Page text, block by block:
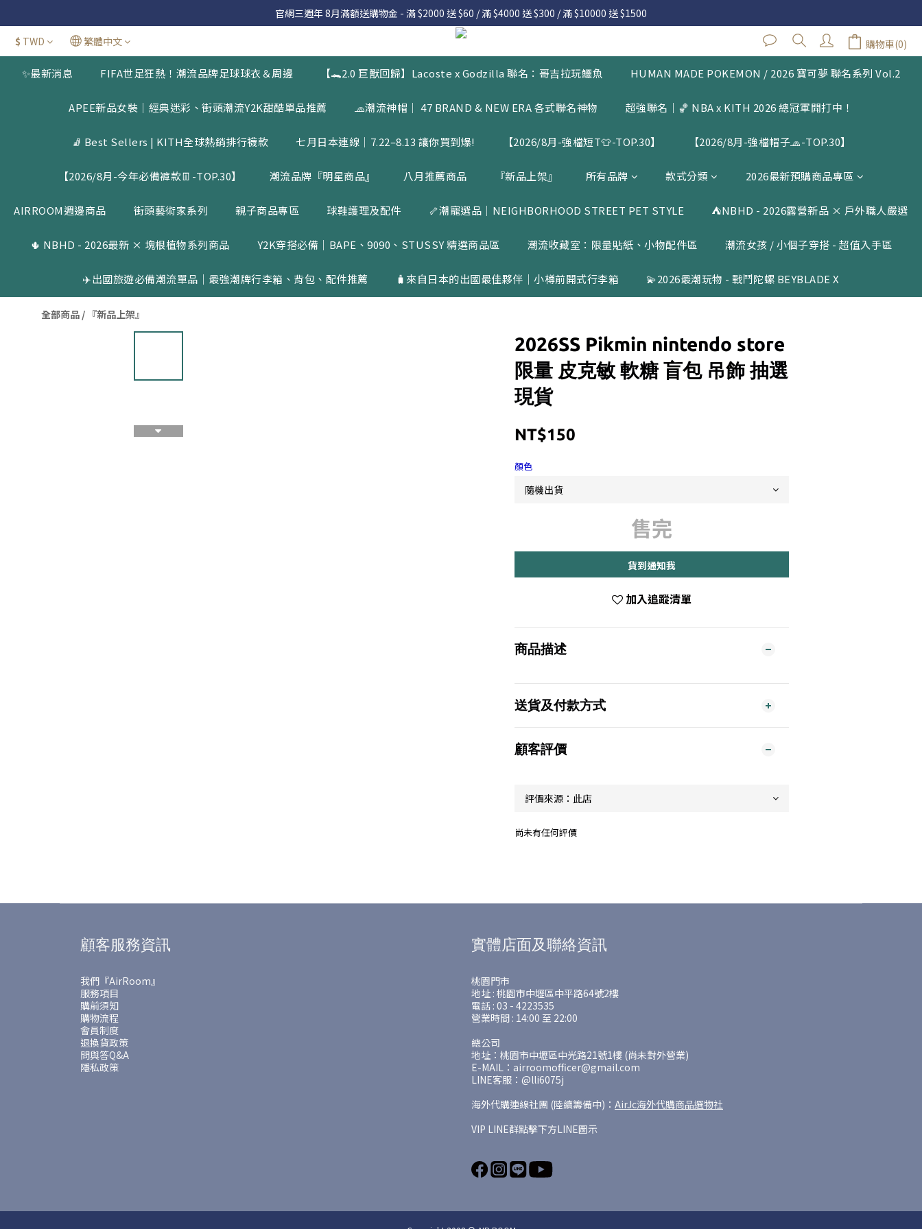
官網三週年 8月滿額送購物金 - 滿 $2000 送 $60 / 滿 $4000 送 $300 / 滿 $10000 送 $1500
官網三週年 8月滿額送購物金 - 滿 $2000 送 $60 / 滿 $4000 送 $300 / 滿 $10000 送 $1500
7.22 – 8.13 日本連線中，絕對讓你買到爆
新加入會員享有 $50購物金  |  消費滿$5000即可免運  |  會員好康制度請詳閱公告
$ TWD 繁體中文 購物車(0)
✨最新消息 FIFA世足狂熱！潮流品牌足球球衣＆周邊 【🐊2.0 巨獸回歸】Lacoste x Godzilla 聯名：哥吉拉玩鱷魚 HUMAN MADE POKEMON / 2026 寶可夢 聯名系列 Vol.2
APEE新品女裝｜經典迷彩、街頭潮流Y2K甜酷單品推薦 🧢潮流神帽｜ 47 BRAND & NEW ERA 各式聯名神物 超強聯名｜🏀 NBA x KITH 2026 總冠軍開打中！
🧦 Best Sellers | KITH全球熱銷排行襪款 七月日本連線｜7.22–8.13 讓你買到爆! 【2026/8月-強檔短T👕-TOP.30】 【2026/8月-強檔帽子🧢-TOP.30】
【2026/8月-今年必備褲款👖-TOP.30】 潮流品牌『明星商品』 八月推薦商品 『新品上架』 所有品牌 款式分類 2026最新預購商品專區
AIRROOM週邊商品 街頭藝術家系列 親子商品專區 球鞋護理及配件 🦴潮寵選品｜NEIGHBORHOOD STREET PET STYLE ⛺️NBHD - 2026露營新品 × 戶外職人嚴選
🌵 NBHD - 2026最新 × 塊根植物系列商品 Y2K穿搭必備｜BAPE、9090、STUSSY 精選商品區 潮流收藏室：限量貼紙、小物配件區 潮流女孩 / 小個子穿搭 - 超值入手區
✈️出國旅遊必備潮流單品｜最強潮牌行李箱、背包、配件推薦 🧳來自日本的出國最佳夥伴｜小樽前開式行李箱 💫2026最潮玩物 - 戰鬥陀螺 BEYBLADE X
全部商品 / 『新品上架』
2026SS Pikmin nintendo store
限量 皮克敏 軟糖 盲包 吊飾 抽選
現貨
NT$150
顏色
售完
貨到通知我
加入追蹤清單
商品描述
送貨及付款方式
顧客評價
尚未有任何評價
顧客服務資訊
我們『AirRoom』
服務項目
購前須知
購物流程
會員制度
退換貨政策
問與答Q&A
隱私政策
實體店面及聯絡資訊
桃園門市
地址 : 桃園市中壢區中平路64號2樓
電話 : 03 - 4223535
營業時間 : 14:00 至 22:00
總公司
地址：桃園市中壢區中光路21號1樓 (尚未對外營業)
E-MAIL：airroomofficer@gmail.com
LINE客服：@lli6075j
海外代購連線社團 (陸續籌備中)： AirJc海外代購商品選物社
VIP LINE群點擊下方LINE圖示